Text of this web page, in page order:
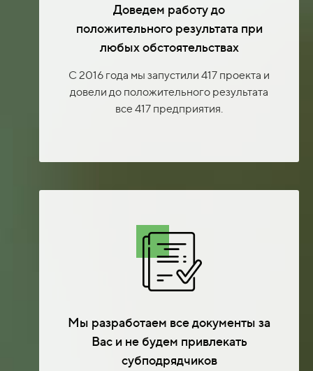
Доведем работу до
положительного результата при
любых обстоятельствах
С 2016 года мы запустили 417 проекта и
довели до положительного результата
все 417 предприятия.
Мы разработаем все документы за
Вас и не будем привлекать
субподрядчиков